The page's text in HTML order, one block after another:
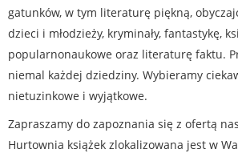
gatunków, w tym literaturę piękną,
dzieci i młodzieży, kryminały, fantastykę,
popularnonaukowe oraz literaturę faktu.
niemal każdej dziedziny. Wybieramy
nietuzinkowe i wyjątkowe.
Zapraszamy do zapoznania się z ofertą
Hurtownia książek zlokalizowana jest w